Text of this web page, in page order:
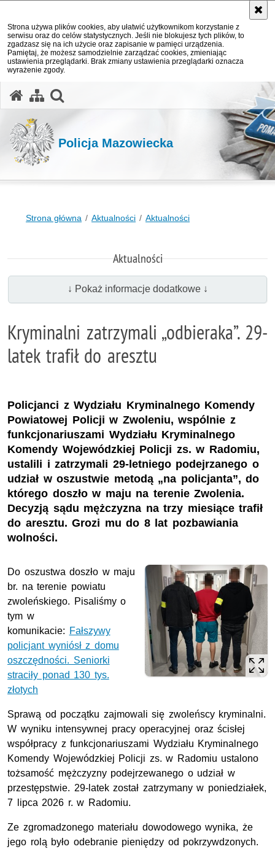
Strona używa plików cookies, aby ułatwić użytkownikom korzystanie z
serwisu oraz do celów statystycznych. Jeśli nie blokujesz tych plików, to
zgadzasz się na ich użycie oraz zapisanie w pamięci urządzenia.
Pamiętaj, że możesz samodzielnie zarządzać cookies, zmieniając
ustawienia przeglądarki. Brak zmiany ustawienia przeglądarki oznacza
wyrażenie zgody.
Policja Mazowiecka
Strona główna Aktualności Aktualności
Aktualności
↓ Pokaż informacje dodatkowe ↓
Kryminalni zatrzymali „odbieraka”. 29-
latek trafił do aresztu
Policjanci z Wydziału Kryminalnego Komendy
Powiatowej Policji w Zwoleniu, wspólnie z
funkcjonariuszami Wydziału Kryminalnego
Komendy Wojewódzkiej Policji zs. w Radomiu,
ustalili i zatrzymali 29-letniego podejrzanego o
udział w oszustwie metodą „na policjanta”, do
którego doszło w maju na terenie Zwolenia.
Decyzją sądu mężczyzna na trzy miesiące trafił
do aresztu. Grozi mu do 8 lat pozbawiania
wolności.
Do oszustwa doszło w maju
br. na terenie powiatu
zwoleńskiego. Pisaliśmy o
tym w
komunikacie: Fałszywy
policjant wyniósł z domu
oszczędności. Seniorki
straciły ponad 130 tys.
złotych
Sprawą od początku zajmowali się zwoleńscy kryminalni.
W wyniku intensywnej pracy operacyjnej oraz ścisłej
współpracy z funkcjonariuszami Wydziału Kryminalnego
Komendy Wojewódzkiej Policji zs. w Radomiu ustalono
tożsamość mężczyzny podejrzewanego o udział w
przestępstwie. 29-latek został zatrzymany w poniedziałek,
7 lipca 2026 r. w Radomiu.
Ze zgromadzonego materiału dowodowego wynika, że
jego rolą było odebranie pieniędzy od pokrzywdzonych.